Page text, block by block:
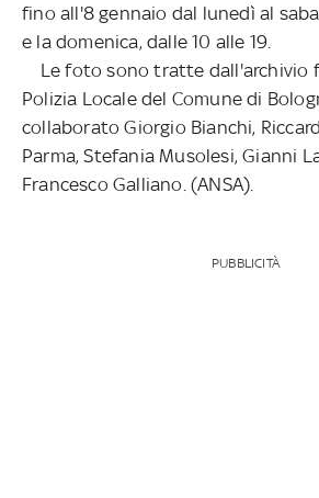
fino all'8 gennaio dal lunedì al
e la domenica, dalle 10 alle 19.
Le foto sono tratte dall'archivio
Polizia Locale del Comune di
collaborato Giorgio Bianchi,
Parma, Stefania Musolesi, Gianni
Francesco Galliano. (ANSA).
PUBBLICITÀ